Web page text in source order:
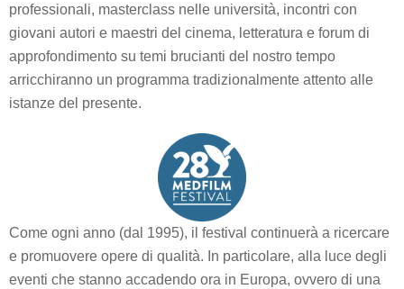
professionali, masterclass nelle università, incontri con
giovani autori e maestri del cinema, letteratura e forum di
approfondimento su temi brucianti del nostro tempo
arricchiranno un programma tradizionalmente attento alle
istanze del presente.
Come ogni anno (dal 1995), il festival continuerà a ricercare
e promuovere opere di qualità. In particolare, alla luce degli
eventi che stanno accadendo ora in Europa, ovvero di una